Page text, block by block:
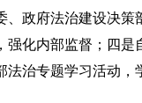
、政府法治建设决
强化内部监督；四
法治专题学习活动，